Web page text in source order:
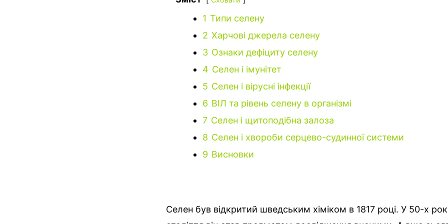
1 Типи селену
2 Харчові джерела селену
3 Ознаки дефіциту селену
4 Селен і імунітет
5 Селен і вірусні інфекції
6 ВІЛ та рівень селену в організмі
7 Селен і щитоподібна залоза
8 Селен і хвороби серцево-судинної системи
9 Висновки
Селен був відкритий шведським хіміком в 1817 році. У 50-х